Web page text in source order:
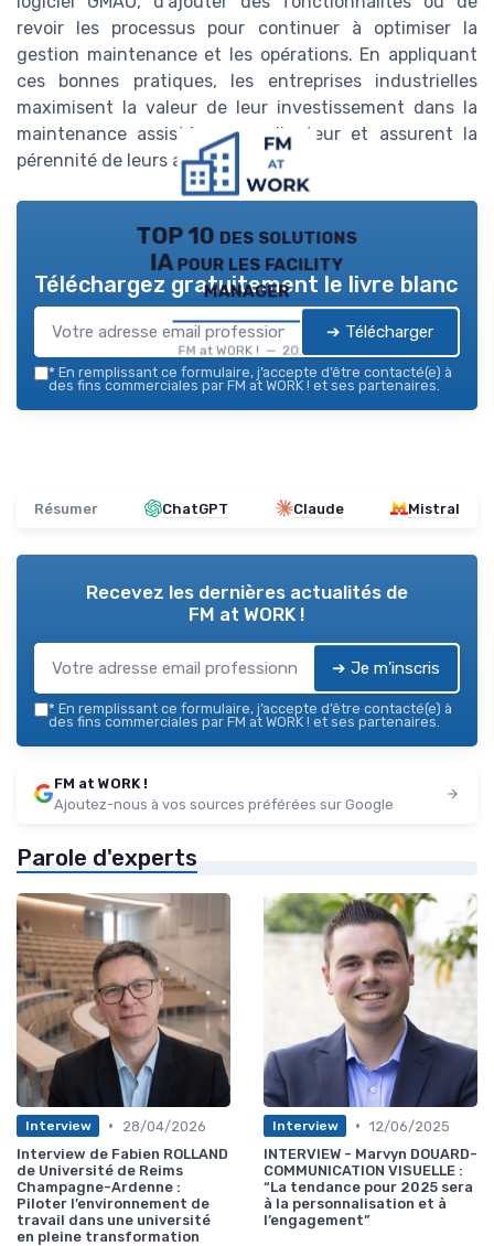
revoir les processus pour continuer à optimiser la
gestion maintenance et les opérations. En appliquant
ces bonnes pratiques, les entreprises industrielles
maximisent la valeur de leur investissement dans la
maintenance assistée par ordinateur et assurent la
pérennité de leurs actifs.
TOP 10 des solutions
IA pour les facility
manager
FM at WORK ! — 2026
Téléchargez gratuitement le livre blanc
➔ Télécharger
* En remplissant ce formulaire, j’accepte d’être contacté(e) à
des fins commerciales par FM at WORK ! et ses partenaires.
Résumer ChatGPT Claude Mistral
Recevez les dernières actualités de
FM at WORK !
➔ Je m'inscris
* En remplissant ce formulaire, j’accepte d’être contacté(e) à
des fins commerciales par FM at WORK ! et ses partenaires.
FM at WORK !
Ajoutez-nous à vos sources préférées sur Google
Parole d'experts
Interview •
28/04/2026
Interview de Fabien ROLLAND
de Université de Reims
Champagne-Ardenne :
Piloter l’environnement de
travail dans une université
en pleine transformation
Interview • 12/06/2025
INTERVIEW - Marvyn DOUARD-
COMMUNICATION VISUELLE :
“La tendance pour 2025 sera
à la personnalisation et à
l’engagement”